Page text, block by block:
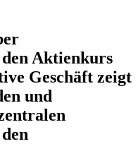
Aktienkurs
Geschäft zeigt
und